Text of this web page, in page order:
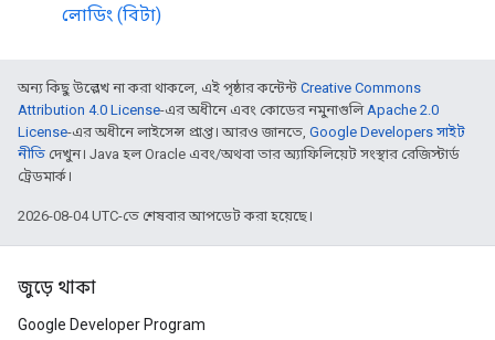
লোডিং (বিটা)
অন্য কিছু উল্লেখ না করা থাকলে, এই পৃষ্ঠার কন্টেন্ট Creative Commons
Attribution 4.0 License-এর অধীনে এবং কোডের নমুনাগুলিApache 2.0
License-এর অধীনে লাইসেন্স প্রাপ্ত। আরও জানতে, Google Developers সাইট
নীতি দেখুন। Java হল Oracle এবং/অথবা তার অ্যাফিলিয়েট সংস্থার রেজিস্টার্ড
ট্রেডমার্ক।
2026-08-04 UTC-তে শেষবার আপডেট করা হয়েছে।
জুড়ে থাকা
Google Developer Program